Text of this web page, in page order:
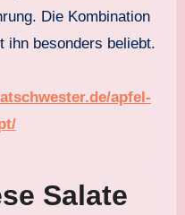
Die Kombination
ihn besonders beliebt.
apfel-
Salate